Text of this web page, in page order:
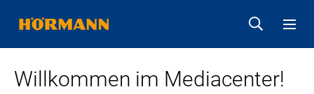
Willkommen im Mediacenter!